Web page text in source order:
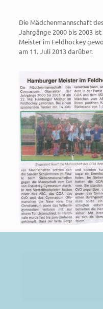
Die Mädchenmannschaft
Jahrgänge 2000 bis 2003
Meister im Feldhockey
am 11. Juli 2013 darüber.